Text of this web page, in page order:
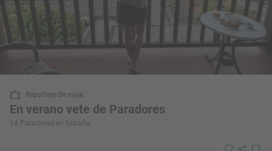
Reportaje de viaje
En verano vete de Paradores
14 Paradores en España